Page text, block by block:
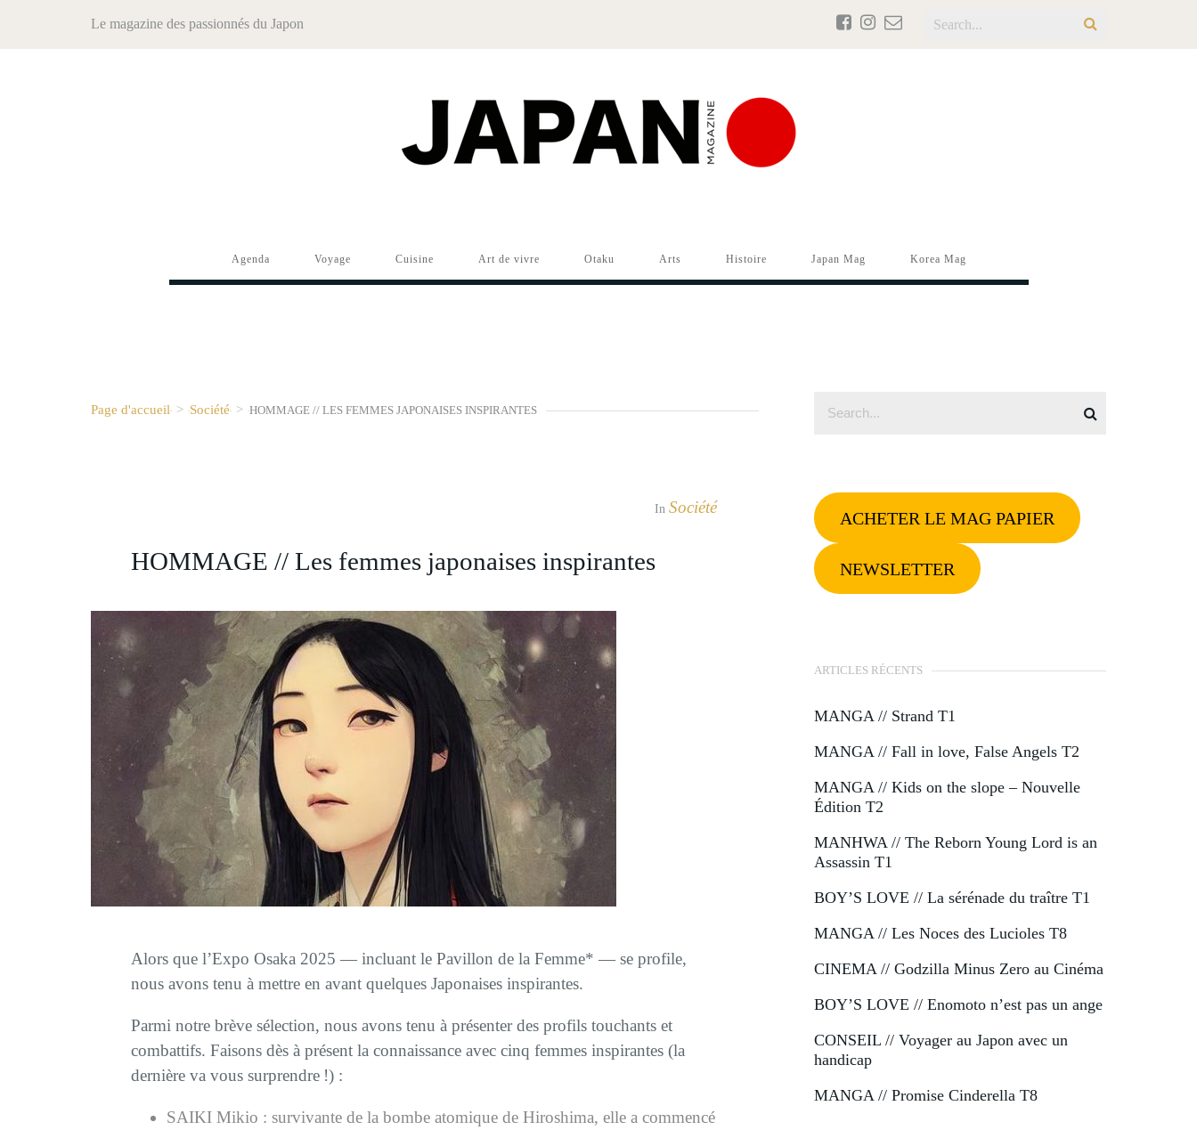
Le magazine des passionnés du Japon
Agenda Voyage Cuisine Art de vivre Otaku Arts Histoire Japan Mag Korea Mag
Page d'accueil > Société > HOMMAGE // LES FEMMES JAPONAISES INSPIRANTES
In Société
HOMMAGE // Les femmes japonaises inspirantes
Alors que l’Expo Osaka 2025 — incluant le Pavillon de la Femme* — se profile,
nous avons tenu à mettre en avant quelques Japonaises inspirantes.
Parmi notre brève sélection, nous avons tenu à présenter des profils touchants et
combattifs. Faisons dès à présent la connaissance avec cinq femmes inspirantes (la
dernière va vous surprendre !) :
SAIKI Mikio : survivante de la bombe atomique de Hiroshima, elle a commencé
ACHETER LE MAG PAPIER
NEWSLETTER
ARTICLES RÉCENTS
MANGA // Strand T1
MANGA // Fall in love, False Angels T2
MANGA // Kids on the slope – Nouvelle
Édition T2
MANHWA // The Reborn Young Lord is an
Assassin T1
BOY’S LOVE // La sérénade du traître T1
MANGA // Les Noces des Lucioles T8
CINEMA // Godzilla Minus Zero au Cinéma
BOY’S LOVE // Enomoto n’est pas un ange
CONSEIL // Voyager au Japon avec un
handicap
MANGA // Promise Cinderella T8